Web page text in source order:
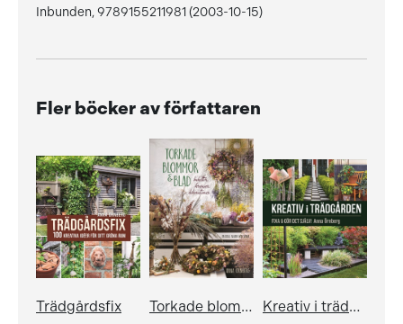
Inbunden, 9789155211981 (2003-10-15)
Fler böcker av författaren
Trädgårdsfix Torkade blommor & blad Kreativ i trädgården